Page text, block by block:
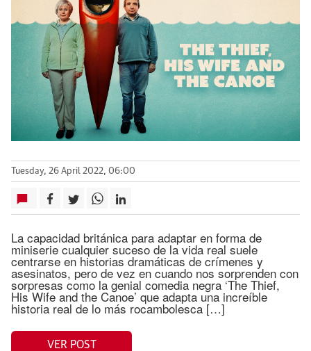
Tuesday, 26 April 2022, 06:00
La capacidad británica para adaptar en forma de
miniserie cualquier suceso de la vida real suele
centrarse en historias dramáticas de crímenes y
asesinatos, pero de vez en cuando nos sorprenden con
sorpresas como la genial comedia negra ‘The Thief,
His Wife and the Canoe’ que adapta una increíble
historia real de lo más rocambolesca […]
VER POST